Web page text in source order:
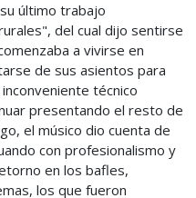
último trabajo
del cual dijo sentirse
a vivirse en
de sus asientos para
técnico
presentando el resto de
el músico dio cuenta de
con profesionalismo y
en los bafles,
los que fueron